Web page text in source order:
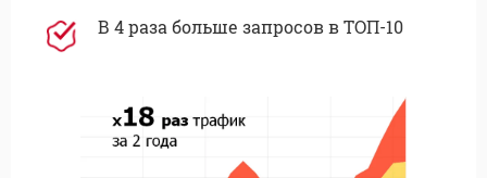
В 4 раза больше запросов в ТОП-10